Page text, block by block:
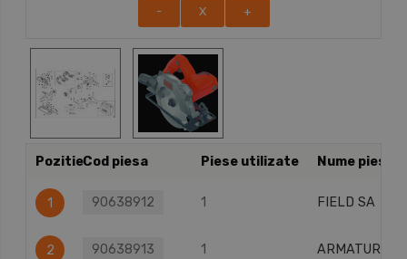
- X +
PozitieCod piesa Piese utilizate Nume piesa
1 90638912 1 FIELD SA
2 90638913 1 ARMATURE